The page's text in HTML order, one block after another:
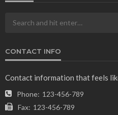
CONTACT INFO
Contact information that feels
Phone: 123-456-789
Fax: 123-456-789